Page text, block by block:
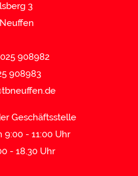
3
908982
908983
Geschäftsstelle
9:00 - 11:00 Uhr
- 18.30 Uhr